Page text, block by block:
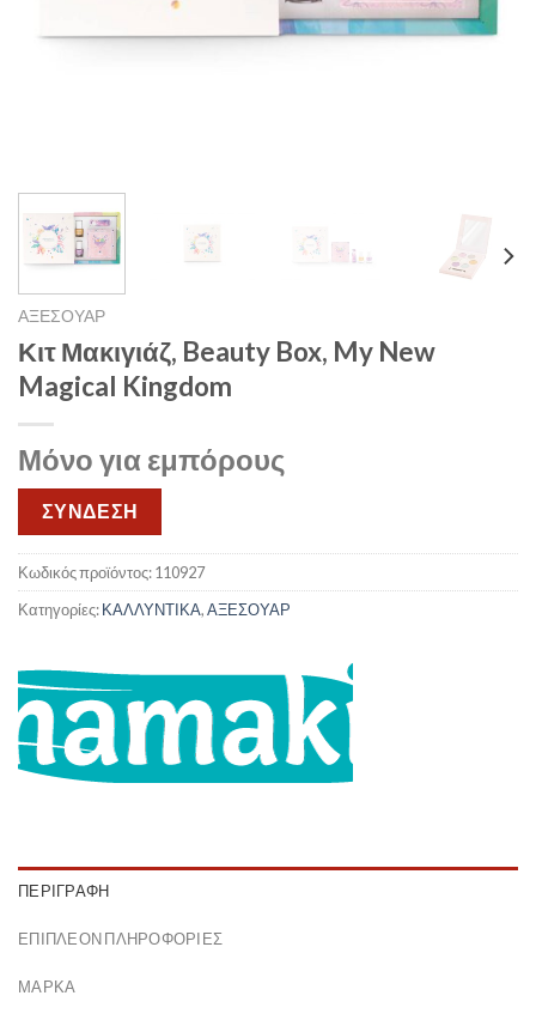
ΑΞΕΣΟΥΑΡ
Κιτ Μακιγιάζ, Beauty Box, My New
Magical Kingdom
Μόνο για εμπόρους
ΣΥΝΔΕΣΗ
Κωδικός προϊόντος:110927
Κατηγορίες:ΚΑΛΛΥΝΤΙΚΑ,ΑΞΕΣΟΥΑΡ
ΠΕΡΙΓΡΑΦΉ
ΕΠΙΠΛΈΟΝ ΠΛΗΡΟΦΟΡΊΕΣ
ΜΆΡΚΑ